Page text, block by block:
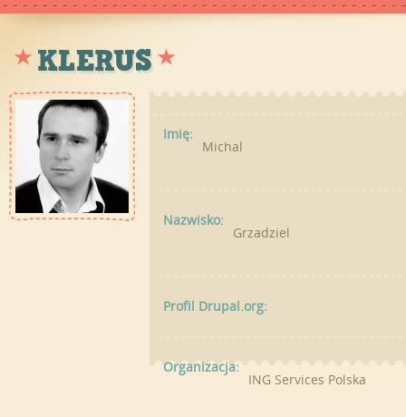
KLERUS
Imię:
Michal
Nazwisko:
Grzadziel
Profil Drupal.org:
Organizacja:
ING Services Polska